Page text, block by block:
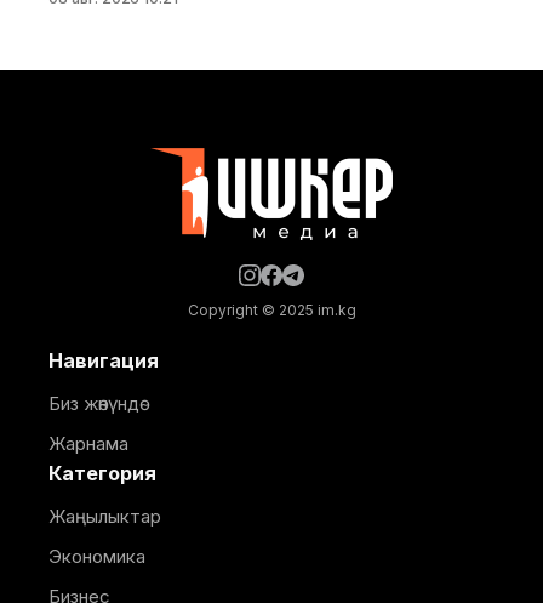
бузуулар аныкталды. Бул тууралуу Курулуш,
жүргүзүлгөн. Жер казууда
Copyright © 2025 im.kg
Навигация
Биз жөнүндө
Жарнама
Категория
Жаңылыктар
Экономика
Бизнес